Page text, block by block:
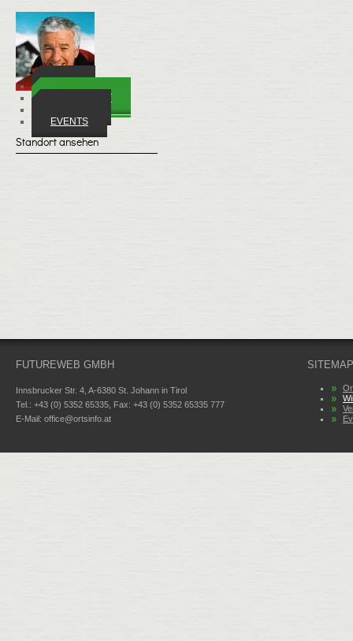
WIRTSCHAFT
EVENTS
Standort ansehen
FUTUREWEB GMBH
Innsbrucker Str. 4, A-6380 St. Johann in Tirol
Tel.: +43 (0) 5352 65335, Fax: +43 (0) 5352 65335 777
E-Mail: office@ortsinfo.at
SITEMAP